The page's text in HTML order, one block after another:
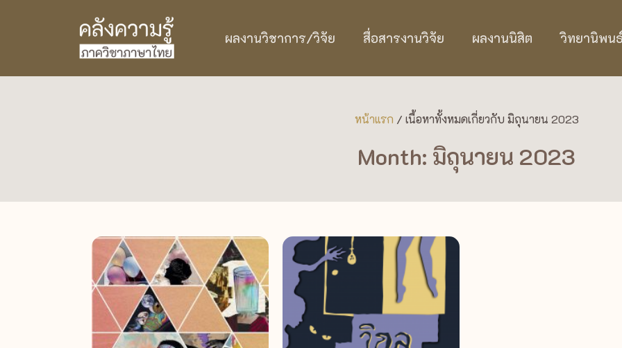
ผลงานวิชาการ/วิจัย สื่อสารงานวิจัย ผลงานนิสิต วิทยานิพน
หน้าแรก / เนื้อหาทั้งหมดเกี่ยวกับ มิถุนายน 2023
Month: มิถุนายน 2023